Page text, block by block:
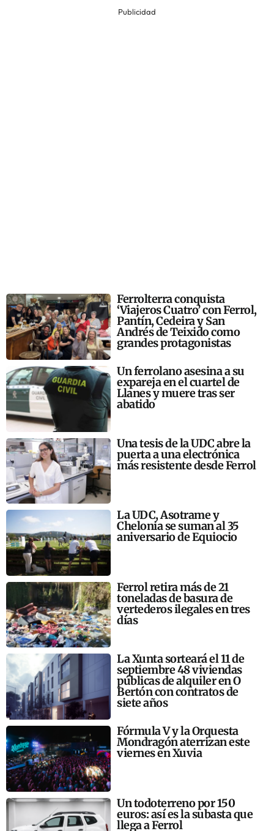
Publicidad
Ferrolterra conquista
‘Viajeros Cuatro’ con Ferrol,
Pantín, Cedeira y San
Andrés de Teixido como
grandes protagonistas
Un ferrolano asesina a su
expareja en el cuartel de
Llanes y muere tras ser
abatido
Una tesis de la UDC abre la
puerta a una electrónica
más resistente desde Ferrol
La UDC, Asotrame y
Chelonia se suman al 35
aniversario de Equiocio
Ferrol retira más de 21
toneladas de basura de
vertederos ilegales en tres
días
La Xunta sorteará el 11 de
septiembre 48 viviendas
públicas de alquiler en O
Bertón con contratos de
siete años
Fórmula V y la Orquesta
Mondragón aterrizan este
viernes en Xuvia
Un todoterreno por 150
euros: así es la subasta que
llega a Ferrol